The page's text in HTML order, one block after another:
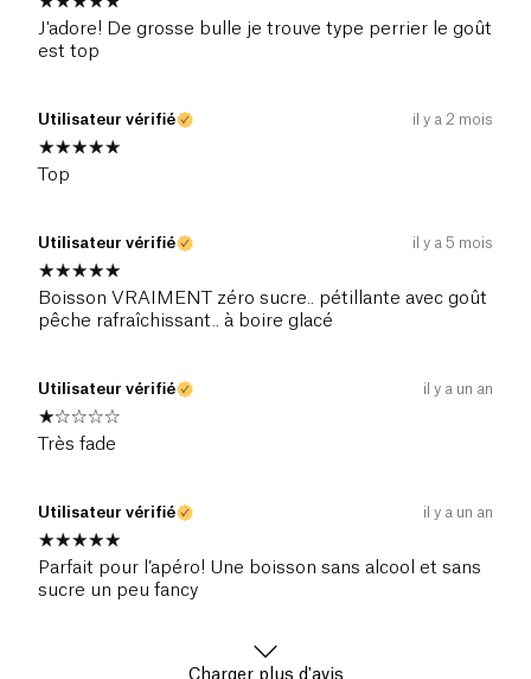
J'adore! De grosse bulle je trouve type perrier le goût
est top
Utilisateur vérifié il y a 2 mois
Top
Utilisateur vérifié il y a 5 mois
Boisson VRAIMENT zéro sucre.. pétillante avec goût
pêche rafraîchissant.. à boire glacé
Utilisateur vérifié il y a un an
Très fade
Utilisateur vérifié il y a un an
Parfait pour l’apéro! Une boisson sans alcool et sans
sucre un peu fancy